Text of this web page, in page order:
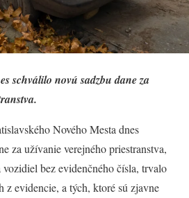
schválilo novú sadzbu dane za
Nového Mesta dnes
za užívanie verejného priestranstva,
bez evidenčného čísla, trvalo
z evidencie, a tých, ktoré sú zjavne